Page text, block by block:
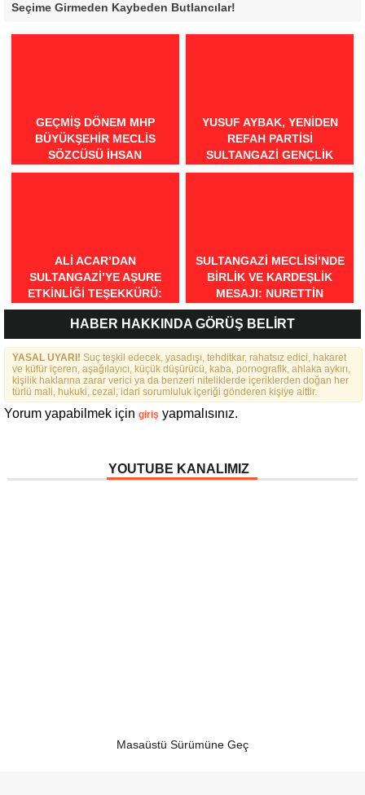
Seçime Girmeden Kaybeden Butlancılar!
GEÇMİŞ DÖNEM MHP
BÜYÜKŞEHİR MECLİS
SÖZCÜSÜ İHSAN
BİLGİLİ’DEN BURSA İÇİN
YUSUF AYBAK, YENIDEN
REFAH PARTISI
SULTANGAZI GENÇLIK
KOLLARI BAŞKANI OLDU
ALI ACAR’DAN
SULTANGAZI’YE AŞURE
ETKINLIĞI TEŞEKKÜRÜ:
“BIRLIKTE GÜÇLÜYÜZ,
BIRLIKTE DAHA GÜZELIZ”
SULTANGAZI MECLISI’NDE
BIRLIK VE KARDEŞLIK
MESAJI: NURETTIN
NARIN’DEN RAHMI KOÇ’UN
SÖZLERINE TEPKI
HABER HAKKINDA GÖRÜŞ BELİRT
YASAL UYARI! Suç teşkil edecek, yasadışı, tehditkar, rahatsız edici, hakaret
ve küfür içeren, aşağılayıcı, küçük düşürücü, kaba, pornografik, ahlaka aykırı,
kişilik haklarına zarar verici ya da benzeri niteliklerde içeriklerden doğan her
türlü mali, hukuki, cezai, idari sorumluluk içeriği gönderen kişiye aittir.
Yorum yapabilmek için giriş yapmalısınız.
YOUTUBE KANALIMIZ
Masaüstü Sürümüne Geç